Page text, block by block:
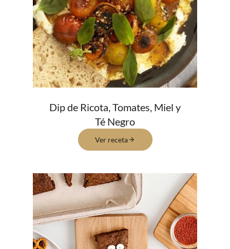
Dip de Ricota, Tomates, Miel y
Té Negro
Ver receta